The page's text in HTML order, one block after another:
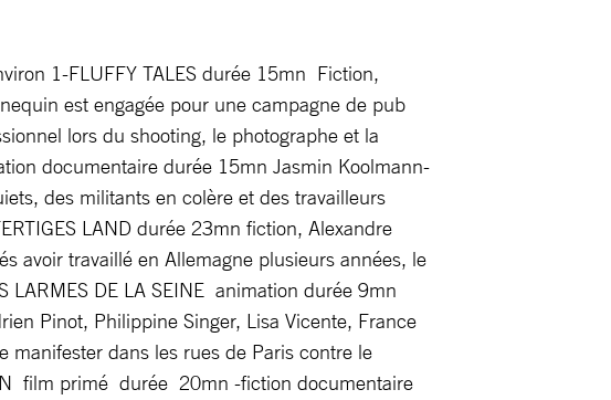
1-FLUFFY TALES durée 15mn Fiction,
est engagée pour une campagne de pub
lors du shooting, le photographe et la
documentaire durée 15mn Jasmin Koolmann-
des militants en colère et des travailleurs
LAND durée 23mn fiction, Alexandre
avoir travaillé en Allemagne plusieurs années, le
DE LA SEINE animation durée 9mn
Pinot, Philippine Singer, Lisa Vicente, France
dans les rues de Paris contre le
film primé durée 20mn -fiction documentaire